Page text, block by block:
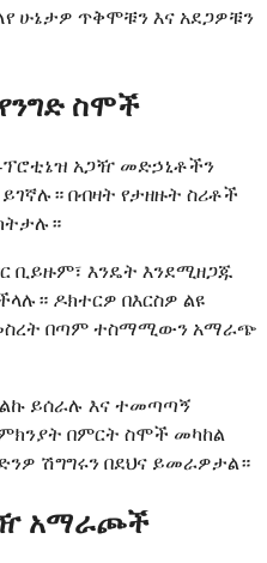
ሁኔታዎ ጥቅሞቹን እና አደጋዎቹን
ስሞች
ፕሮቲኔዝ አጋዥ መድኃኒቶችን
በብዛት የታዘዙት ስሪቶች
ቢይዙም፣ እንዴት እንደሚዘጋጁ
ዶክተርዎ በእርስዎ ልዩ
በጣም ተስማሚውን አማራጭ
ይሰራሉ ​​እና ተመጣጣኝ
በምርት ስሞች መካከል
ሽግግሩን በደህና ይመራዎታል።
አማራጮች